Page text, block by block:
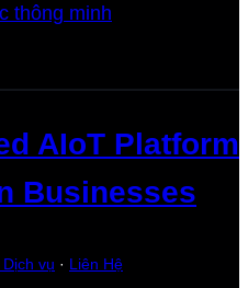
thông minh
AIoT Platform
Businesses
vụ · Liên Hệ